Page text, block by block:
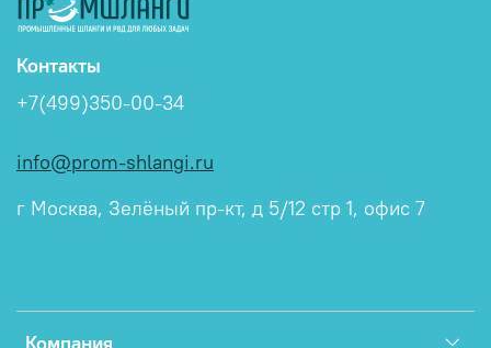
Контакты
+7(499)350-00-34
info@prom-shlangi.ru
г Москва, Зелёный пр-кт, д 5/12 стр 1, офис 7